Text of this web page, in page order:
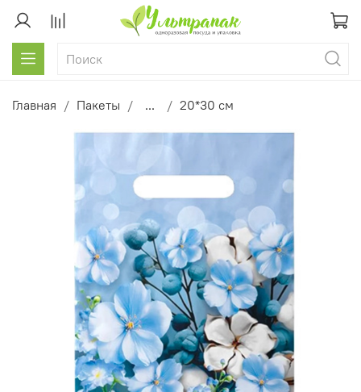
Главная Пакеты ... 20*30 см